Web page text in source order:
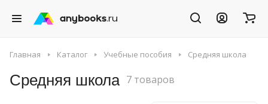
Главная Каталог Учебные пособия Средняя школа
Средняя школа 7 товаров